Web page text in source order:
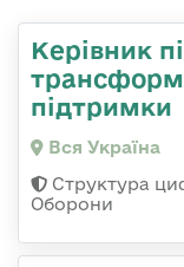
Керівник
підтримки
Вся Україна
Структура
Оборони